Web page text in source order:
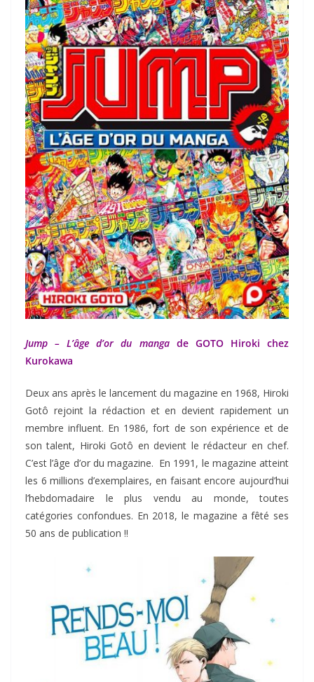
Jump – L’âge d’or du mangade GOTO Hiroki chez
Kurokawa
Deux ans après le lancement du magazine en 1968, Hiroki
Gotô rejoint la rédaction et en devient rapidement un
membre influent. En 1986, fort de son expérience et de
son talent, Hiroki Gotô en devient le rédacteur en chef.
C’est l’âge d’or du magazine. En 1991, le magazine atteint
les 6 millions d’exemplaires, en faisant encore aujourd’hui
l’hebdomadaire le plus vendu au monde, toutes
catégories confondues. En 2018, le magazine a fêté ses
50 ans de publication !!